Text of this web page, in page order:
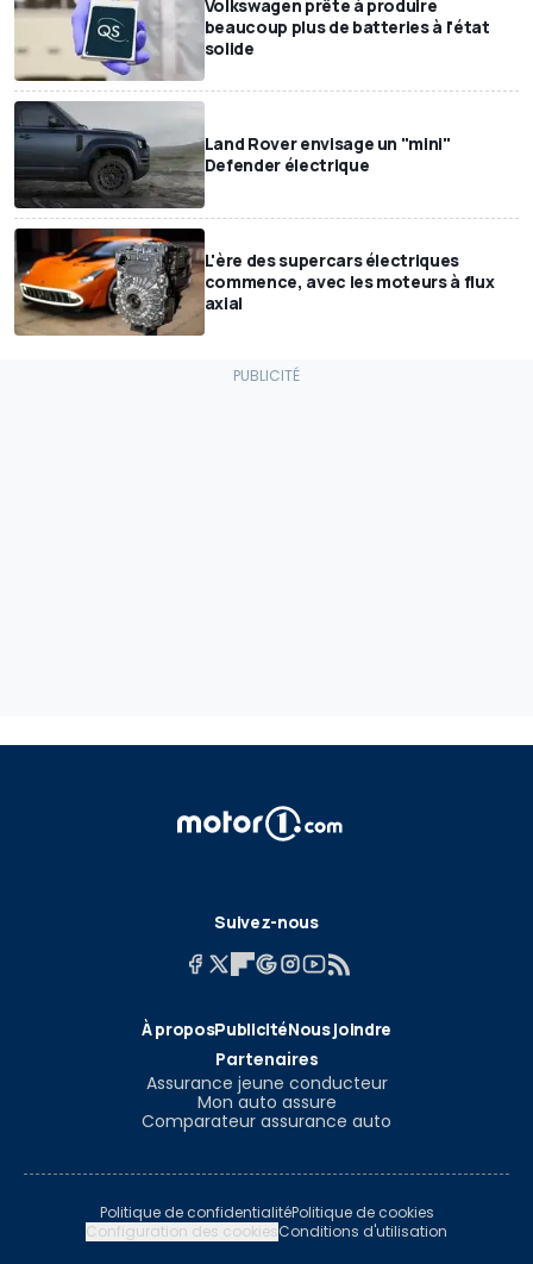
Volkswagen prête à produire
beaucoup plus de batteries à l'état
solide
Land Rover envisage un "mini"
Defender électrique
L'ère des supercars électriques
commence, avec les moteurs à flux
axial
Suivez-nous
À proposPublicitéNous joindre
Partenaires
Assurance jeune conducteur
Mon auto assure
Comparateur assurance auto
Politique de confidentialitéPolitique de cookies
Configuration des cookiesConditions d'utilisation